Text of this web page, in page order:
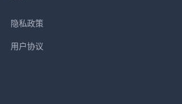
隐私政策
用户协议